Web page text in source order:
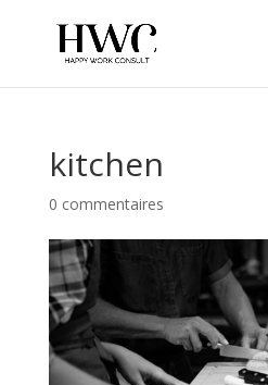
kitchen
0 commentaires